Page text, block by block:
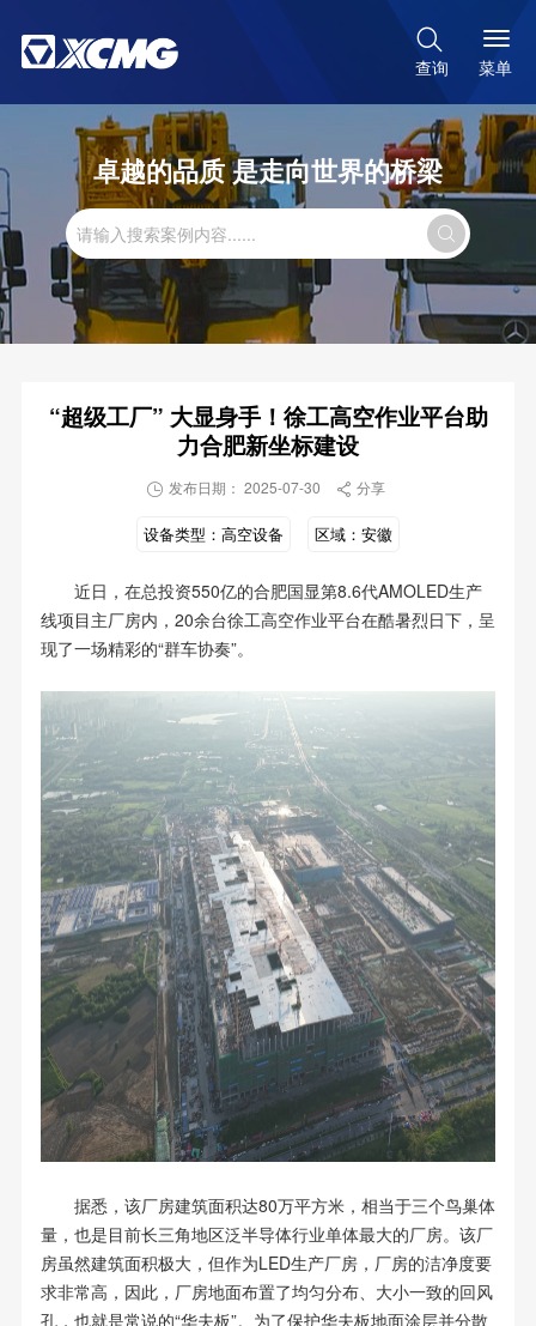

查询 菜单
卓越的品质 是走向世界的桥梁

“超级工厂” 大显身手！徐工高空作业平台助
力合肥新坐标建设
 发布日期： 2025-07-30  分享
设备类型： 高空设备 区域： 安徽
近日，在总投资550亿的合肥国显第8.6代AMOLED生产
线项目主厂房内，20余台徐工高空作业平台在酷暑烈日下，呈
现了一场精彩的“群车协奏”。
据悉，该厂房建筑面积达80万平方米，相当于三个鸟巢体
量，也是目前长三角地区泛半导体行业单体最大的厂房。 该厂
房虽然建筑面积极大，但作为LED生产厂房，厂房的洁净度要
求非常高，因此，厂房地面布置了均匀分布、大小一致的回风
孔，也就是常说的“华夫板”。 为了保护华夫板地面涂层并分散